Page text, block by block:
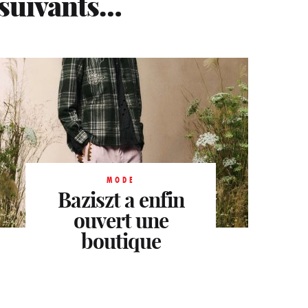
MODE
Baziszt a enfin
ouvert une
boutique
MODE MASCULINE
Le nouvel homme
Dior